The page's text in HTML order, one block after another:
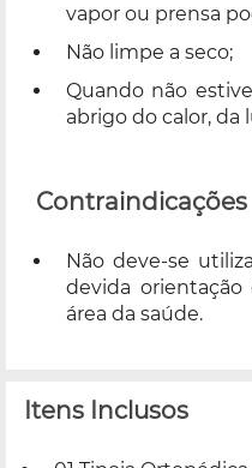
vapor ou prensa
Não limpe a seco;
Quando não
abrigo do calor, da
Contraindicações
Não deve-se
devida
área da saúde.
Itens Inclusos